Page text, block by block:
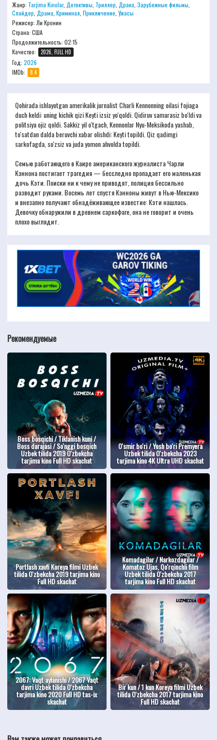
Жанр: Tarjima Kinolar, Детективы Триллер Драка Зарубежные фильмы
Слайдер Драма Криминал Приключение Ужасы
Режисер: Ли Кронин
Страна: США
Продолжительность: 02:15
Качество:
2026, FULL HD
Год: 2026
IMDb:
8.4
Qohirada ishlayotgan amerikalik jurnalist Charli Kennonning oilasi fojiaga
duch keldi: uning kichik qizi Keyti ​​izsiz yo'qoldi. Qidiruv samarasiz bo'ldi va
politsiya ojiz qoldi. Sakkiz yil o'tgach, Kennonlar Nyu-Meksikoda yashab,
to'satdan dalda beruvchi xabar olishdi: Keyti ​​topildi. Qiz qadimgi
sarkofagda, so'zsiz va juda yomon ahvolda topildi.
Семью работающего в Каире американского журналиста Чарли
Кэннона постигает трагедия — бесследно пропадает его маленькая
дочь Кэти. Поиски ни к чему не приводят, полиция бессильно
разводит руками. Восемь лет спустя Кэнноны живут в Нью-Мексико
и внезапно получают обнадёживающее известие: Кэти нашлась.
Девочку обнаружили в древнем саркофаге, она не говорит и очень
плохо выглядит.
Рекомендуемые
Boss bosqichi / Tiklanish kuni /
Boss darajasi / So'nggi bosqich
Uzbek tilida 2019 O'zbekcha
tarjima kino Full HD skachat
O'smir bo'ri / Yosh bo'ri Premyera
Uzbek tilida O'zbekcha 2023
tarjima kino 4K Ultra UHD skachat
Portlash xavfi Koreya filmi Uzbek
tilida O'zbekcha 2019 tarjima kino
Full HD skachat
Komadagilar / Narkozdagilar /
Komatoz Ujas, Qo'rqinchli film
Uzbek tilida O'zbekcha 2017
tarjima kino Full HD skachat
2067: Vaqt aylanishi / 2067 Vaqt
davri Uzbek tilida O'zbekcha
tarjima kino 2020 Full HD tas-ix
skachat
Bir kun / 1 kun Koreya filmi Uzbek
tilida O'zbekcha 2017 tarjima kino
Full HD skachat